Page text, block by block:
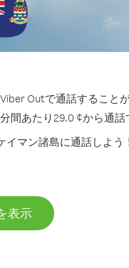
Outで通話することが
間あたり29.0 ¢から通話
マン諸島に通話しよう
表示